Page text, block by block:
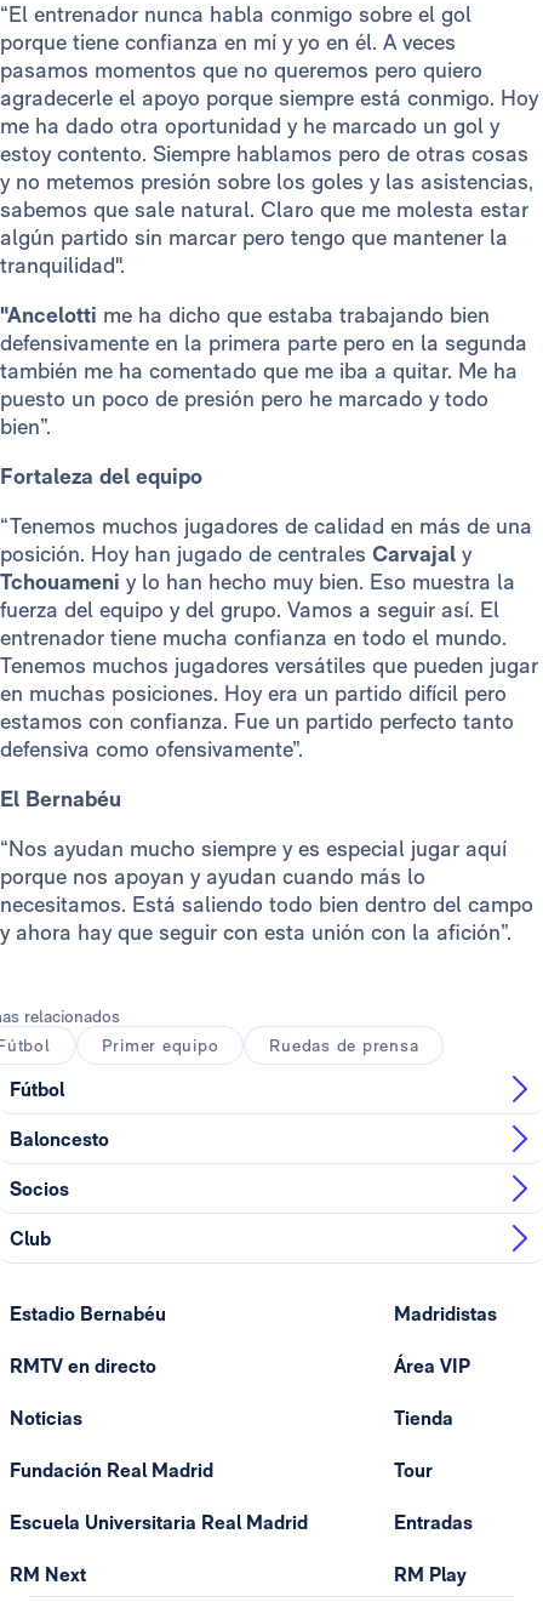
“El entrenador nunca habla conmigo sobre el gol
porque tiene confianza en mí y yo en él. A veces
pasamos momentos que no queremos pero quiero
agradecerle el apoyo porque siempre está conmigo. Hoy
me ha dado otra oportunidad y he marcado un gol y
estoy contento. Siempre hablamos pero de otras cosas
y no metemos presión sobre los goles y las asistencias,
sabemos que sale natural. Claro que me molesta estar
algún partido sin marcar pero tengo que mantener la
tranquilidad".
"Ancelotti me ha dicho que estaba trabajando bien
defensivamente en la primera parte pero en la segunda
también me ha comentado que me iba a quitar. Me ha
puesto un poco de presión pero he marcado y todo
bien”.
Fortaleza del equipo
“Tenemos muchos jugadores de calidad en más de una
posición. Hoy han jugado de centrales Carvajal y
Tchouameni y lo han hecho muy bien. Eso muestra la
fuerza del equipo y del grupo. Vamos a seguir así. El
entrenador tiene mucha confianza en todo el mundo.
Tenemos muchos jugadores versátiles que pueden jugar
en muchas posiciones. Hoy era un partido difícil pero
estamos con confianza. Fue un partido perfecto tanto
defensiva como ofensivamente”.
El Bernabéu
“Nos ayudan mucho siempre y es especial jugar aquí
porque nos apoyan y ayudan cuando más lo
necesitamos. Está saliendo todo bien dentro del campo
y ahora hay que seguir con esta unión con la afición”.
relacionados
Primer equipo Ruedas de prensa
Fútbol
Baloncesto
Socios
Club
Estadio Bernabéu
RMTV en directo
Noticias
Fundación Real Madrid
Escuela Universitaria Real Madrid
RM Next
Madridistas
Área VIP
Tienda
Tour
Entradas
RM Play